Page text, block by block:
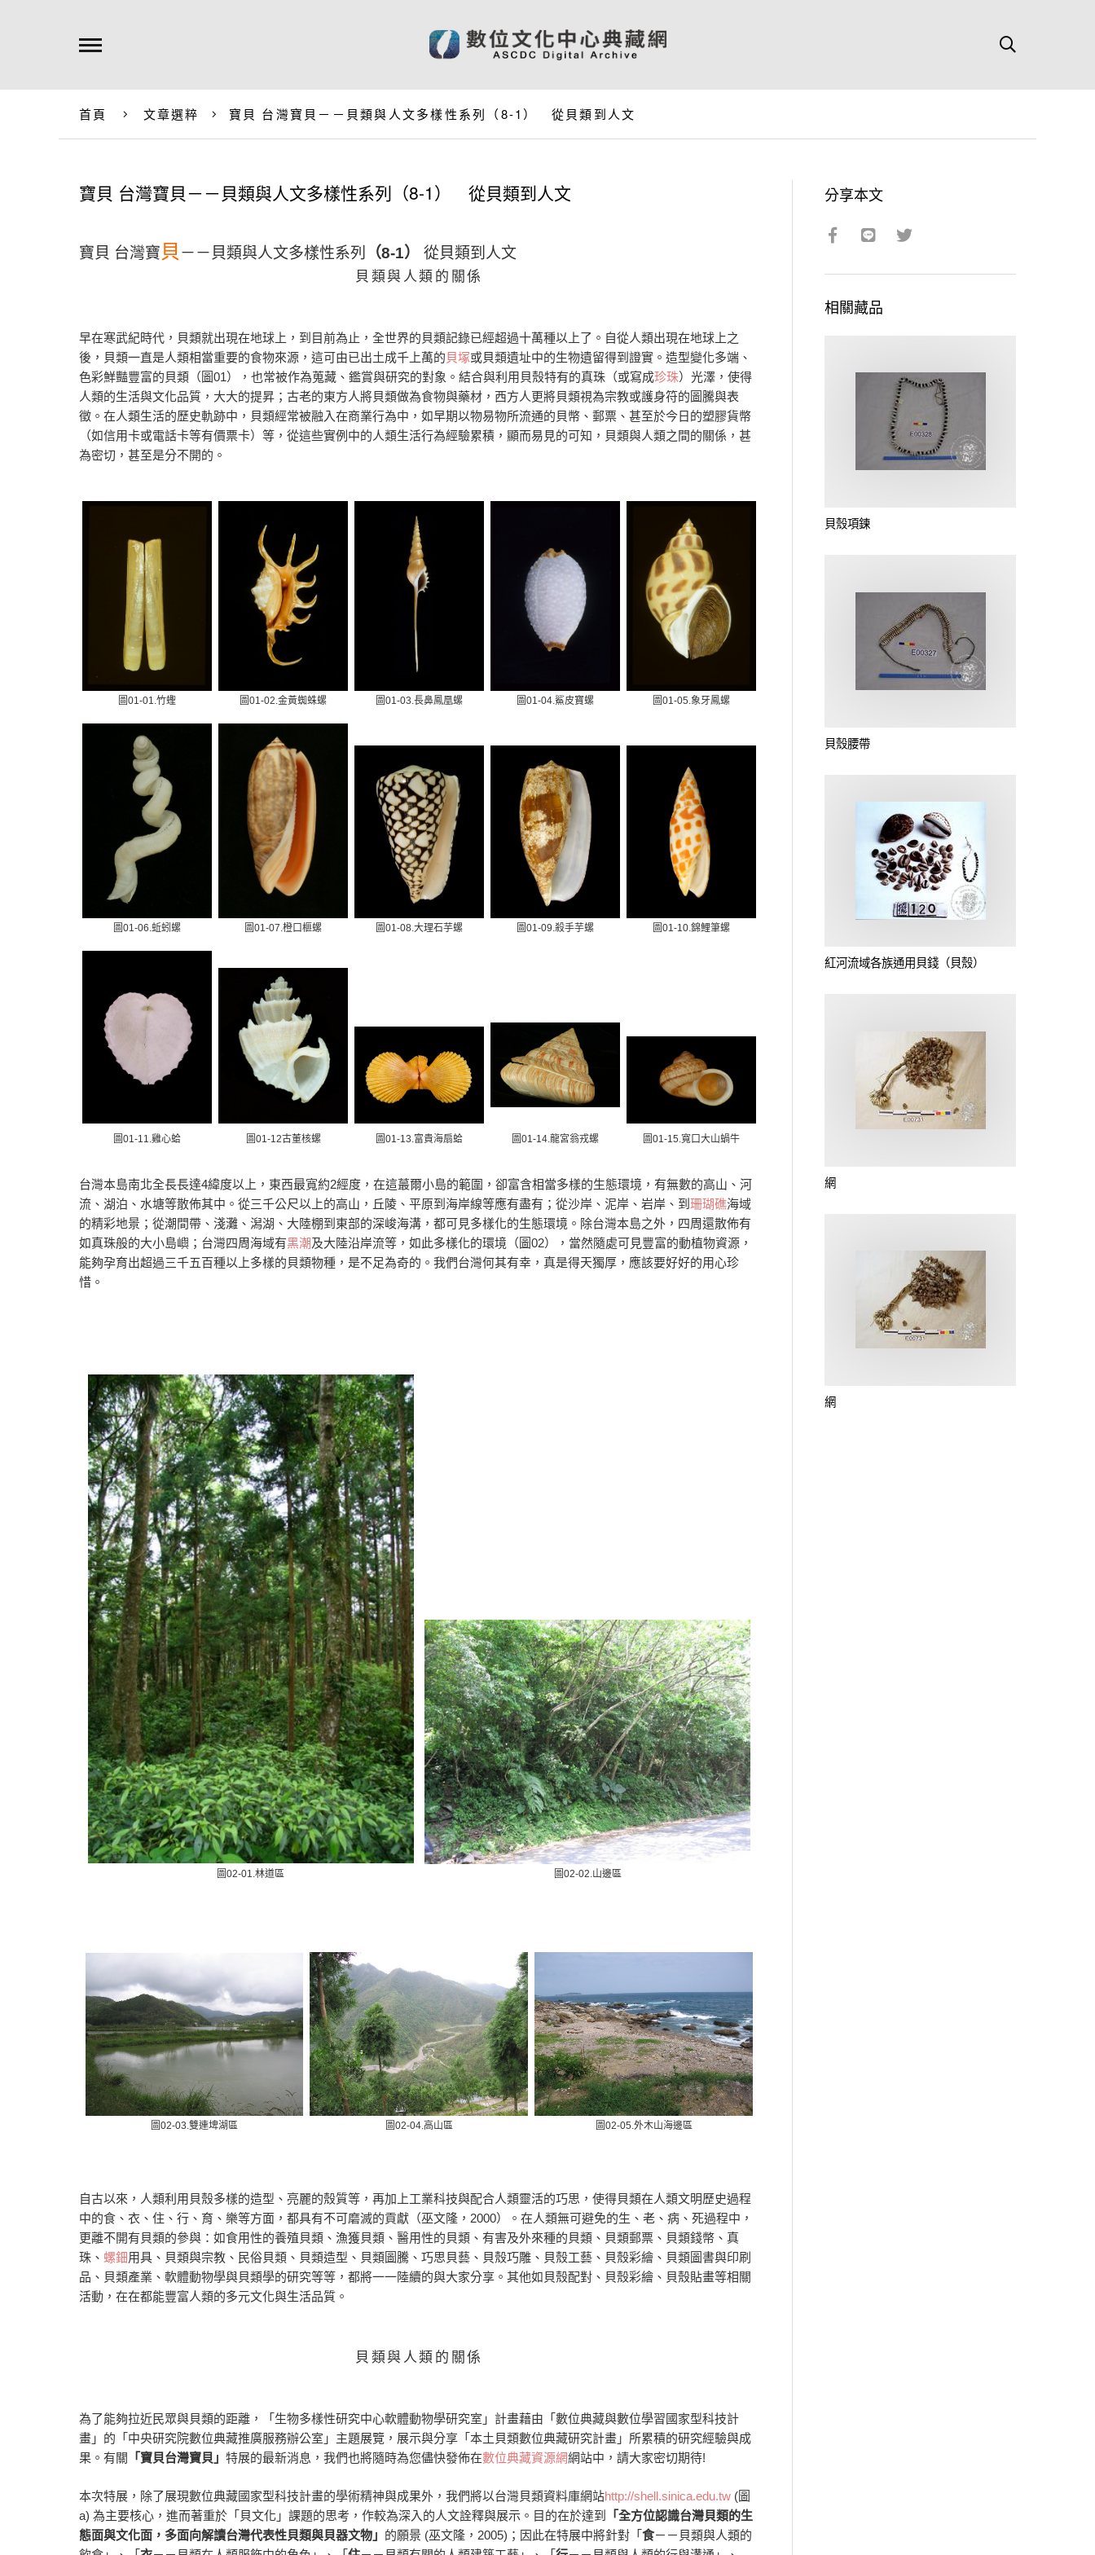
首頁 文章選粹 寶貝 台灣寶貝－－貝類與人文多樣性系列（8-1） 從貝類到人文
寶貝 台灣寶貝－－貝類與人文多樣性系列（8-1） 從貝類到人文
寶貝 台灣寶 貝 －－貝類與人文多樣性系列 （8-1） 從貝類到人文
貝類與人類的關係
早在寒武紀時代，貝類就出現在地球上，到目前為止，全世界的貝類記錄已經超過十萬種以上了。自從人類出現在地球上之
後，貝類一直是人類相當重要的食物來源，這可由已出土成千上萬的貝塚或貝類遺址中的生物遺留得到證實。造型變化多端、
色彩鮮豔豐富的貝類（圖01），也常被作為蒐藏、鑑賞與研究的對象。結合與利用貝殼特有的真珠（或寫成珍珠）光澤，使得
人類的生活與文化品質，大大的提昇；古老的東方人將貝類做為食物與藥材，西方人更將貝類視為宗教或護身符的圖騰與表
徵。在人類生活的歷史軌跡中，貝類經常被融入在商業行為中，如早期以物易物所流通的貝幣、郵票、甚至於今日的塑膠貨幣
（如信用卡或電話卡等有價票卡）等，從這些實例中的人類生活行為經驗累積，顯而易見的可知，貝類與人類之間的關係，甚
為密切，甚至是分不開的。
圖01-01.竹蟶 圖01-02.金黃蜘蛛螺 圖01-03.長鼻鳳凰螺 圖01-04.鯊皮寶螺 圖01-05.象牙鳳螺
圖01-06.蚯蚓螺 圖01-07.橙口榧螺 圖01-08.大理石芋螺 圖01-09.殺手芋螺 圖01-10.錦鯉筆螺
圖01-11.雞心蛤 圖01-12古董核螺 圖01-13.富貴海扇蛤 圖01-14.龍宮翁戎螺 圖01-15.寬口大山蝸牛
台灣本島南北全長長達4緯度以上，東西最寬約2經度，在這蕞爾小島的範圍，卻富含相當多樣的生態環境，有無數的高山、河
流、湖泊、水塘等散佈其中。從三千公尺以上的高山，丘陵、平原到海岸線等應有盡有；從沙岸、泥岸、岩岸、到 珊瑚礁海域
的精彩地景；從潮間帶、淺灘、潟湖、大陸棚到東部的深峻海溝，都可見多樣化的生態環境。除台灣本島之外，四周還散佈有
如真珠般的大小島嶼；台灣四周海域有黑潮及大陸沿岸流等，如此多樣化的環境（圖02），當然隨處可見豐富的動植物資源，
能夠孕育出超過三千五百種以上多樣的貝類物種，是不足為奇的。我們台灣何其有幸，真是得天獨厚，應該要好好的用心珍
惜。
圖02-01.林道區 圖02-02.山邊區
圖02-03.雙連埤湖區 圖02-04.高山區 圖02-05.外木山海邊區
自古以來，人類利用貝殼多樣的造型、亮麗的殼質等，再加上工業科技與配合人類靈活的巧思，使得貝類在人類文明歷史過程
中的食、衣、住、行、育、樂等方面，都具有不可磨滅的貢獻（巫文隆，2000）。在人類無可避免的生、老、病、死過程中，
更離不開有貝類的參與：如食用性的養殖貝類、漁獲貝類、醫用性的貝類、有害及外來種的貝類、貝類郵票、貝類錢幣、真
珠、 螺鈿用具、貝類與宗教、民俗貝類、貝類造型、貝類圖騰、巧思貝藝、貝殼巧雕、貝殼工藝、貝殼彩繪、貝類圖書與印刷
品、貝類產業、軟體動物學與貝類學的研究等等，都將一一陸續的與大家分享。其他如貝殼配對、貝殼彩繪、貝殼貼畫等相關
活動，在在都能豐富人類的多元文化與生活品質。
貝類與人類的關係
為了能夠拉近民眾與貝類的距離，「生物多樣性研究中心軟體動物學研究室」計畫藉由「數位典藏與數位學習國家型科技計
畫」的「中央研究院數位典藏推廣服務辦公室」主題展覽，展示與分享「本土貝類數位典藏研究計畫」所累積的研究經驗與成
果。有關
「寶貝台灣寶貝」 特展的最新消息，我們也將隨時為您儘快發佈在數位典藏資源網網站中，請大家密切期待!
本次特展，除了展現數位典藏國家型科技計畫的學術精神與成果外，我們將以台灣貝類資料庫網站http://shell.sinica.edu.tw (圖
a) 為主要核心，進而著重於「貝文化」課題的思考，作較為深入的人文詮釋與展示。目的在於達到
「全方位認識台灣貝類的生
態面與文化面，多面向解讀台灣代表性貝類與貝器文物」 的願景 (巫文隆，2005)；因此在特展中將針對「 食－－貝類與人類的
分享本文
相關藏品
貝殼項鍊
貝殼腰帶
紅河流域各族通用貝錢（貝殼）
網
網